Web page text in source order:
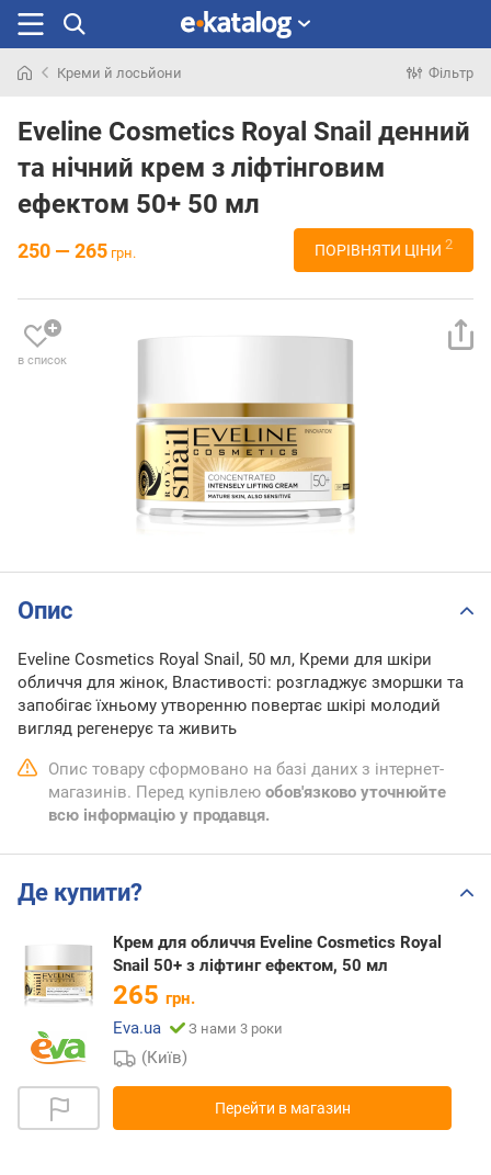
раніше
Креми й лосьйони Фільтр
Eveline Cosmetics Royal Snail денний
та нічний крем з ліфтінговим
ефектом 50+ 50 мл
250 — 265 грн. ПОРІВНЯТИ ЦІНИ 2
в список
Опис
Eveline Cosmetics Royal Snail, 50 мл, Креми для шкіри
обличчя для жінок, Властивості: розгладжує зморшки та
запобігає їхньому утворенню повертає шкірі молодий
вигляд регенерує та живить
Опис товару сформовано на базі даних з інтернет-
магазинів. Перед купівлею обов'язково уточнюйте
всю інформацію у продавця.
Де купити?
Крем для обличчя Eveline Cosmetics Royal
Snail 50+ з ліфтинг ефектом, 50 мл
265 грн.
Eva.ua
З нами 3 роки
(Київ)
Перейти в магазин